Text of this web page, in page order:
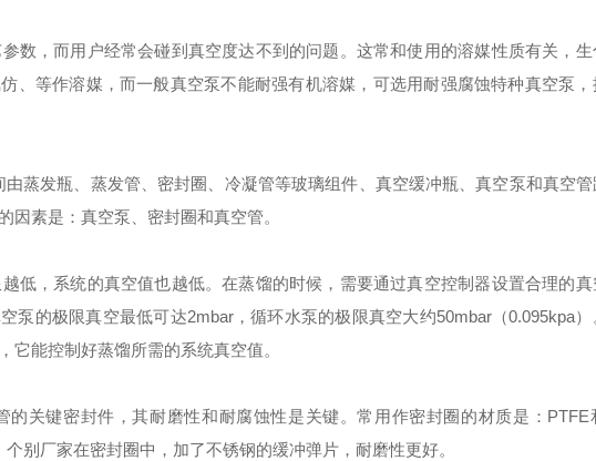
数，而用户经常会碰到真空度达不到的问题。这常和使用的溶媒性质有关，生
、等作溶媒，而一般真空泵不能耐强有机溶媒，可选用耐强腐蚀特种真空泵
由蒸发瓶、蒸发管、密封圈、冷凝管等玻璃组件、真空缓冲瓶、真空泵和真空
因素是：真空泵、密封圈和真空管。
低，系统的真空值也越低。在蒸馏的时候，需要通过真空控制器设置合理的
泵的极限真空最低可达2mbar，循环水泵的极限真空大约50mbar（0.095kpa
它能控制好蒸馏所需的系统真空值。
关键密封件，其耐磨性和耐腐蚀性是关键。常用作密封圈的材质是：PTFE
别厂家在密封圈中，加了不锈钢的缓冲弹片，耐磨性更好。